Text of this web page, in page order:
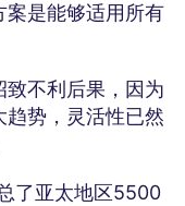
案是能够适用所有
不利后果，因为
势，灵活性已然
了亚太地区5500